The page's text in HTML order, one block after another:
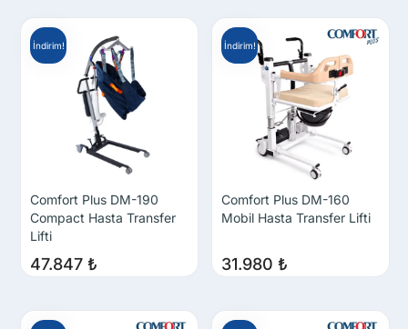
Comfort Plus DM-190
Compact Hasta Transfer
Lifti
47.847₺
İndirim!
Comfort Plus DM-160
Mobil Hasta Transfer Lifti
31.980 ₺
İndirim!